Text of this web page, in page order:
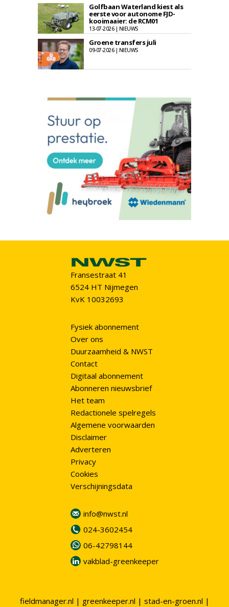
Golfbaan Waterland kiest als
eerste voor autonome FJD-
kooimaaier: de RCM01
13-07-2026 | NIEUWS
Groene transfers juli
09-07-2026 | NIEUWS
Fransestraat 41
6524 HT Nijmegen
KvK 10032693
Fysiek abonnement
Over ons
Duurzaamheid & NWST
Contact
Digitaal abonnement
Abonneren nieuwsbrief
Het team
Redactionele spelregels
Algemene voorwaarden
Disclaimer
Adverteren
Privacy
Cookies
Verschijningsdata
info@nwst.nl
024-3602454
06-42798144
vakblad-greenkeeper
fieldmanager.nl | greenkeeper.nl | stad-en-groen.nl |